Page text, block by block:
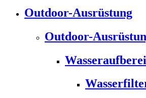
Outdoor-Ausrüstung
Outdoor-